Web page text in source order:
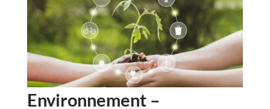
Environnement –